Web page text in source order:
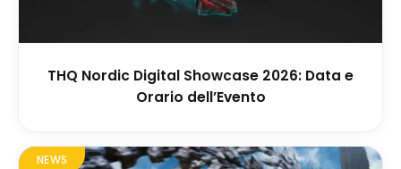
THQ Nordic Digital Showcase 2026: Data e
Orario dell’Evento
NEWS